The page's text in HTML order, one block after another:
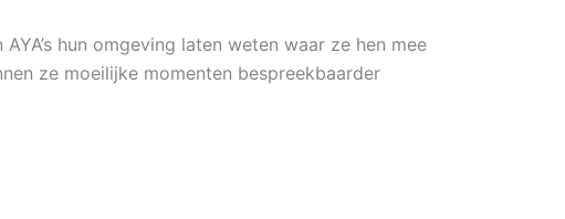
hun omgeving laten weten waar ze hen mee
ze moeilijke momenten bespreekbaarder